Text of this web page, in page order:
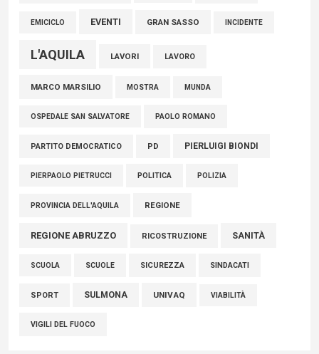
EMICICLO EVENTI GRAN SASSO INCIDENTE
L'AQUILA LAVORI LAVORO
MARCO MARSILIO MOSTRA MUNDA
OSPEDALE SAN SALVATORE PAOLO ROMANO
PARTITO DEMOCRATICO PD PIERLUIGI BIONDI
PIERPAOLO PIETRUCCI POLITICA POLIZIA
PROVINCIA DELL'AQUILA REGIONE
REGIONE ABRUZZO RICOSTRUZIONE SANITÀ
SCUOLA SCUOLE SICUREZZA SINDACATI
SPORT SULMONA UNIVAQ VIABILITÀ
VIGILI DEL FUOCO